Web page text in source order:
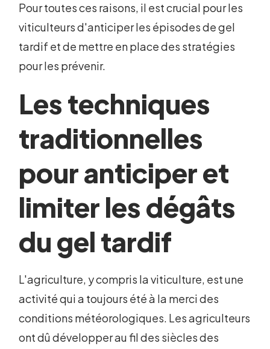
Pour toutes ces raisons, il est crucial pour les
viticulteurs d'anticiper les épisodes de gel
tardif et de mettre en place des stratégies
pour les prévenir.
Les techniques
traditionnelles
pour anticiper et
limiter les dégâts
du gel tardif
L'agriculture, y compris la viticulture, est une
activité qui a toujours été à la merci des
conditions météorologiques. Les agriculteurs
ont dû développer au fil des siècles des